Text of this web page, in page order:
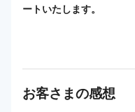
ートいたします。
お客さまの感想